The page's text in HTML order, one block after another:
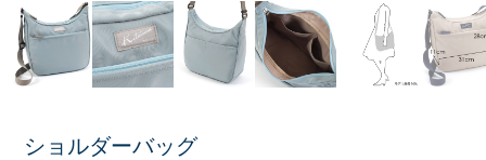
ショルダーバッグ